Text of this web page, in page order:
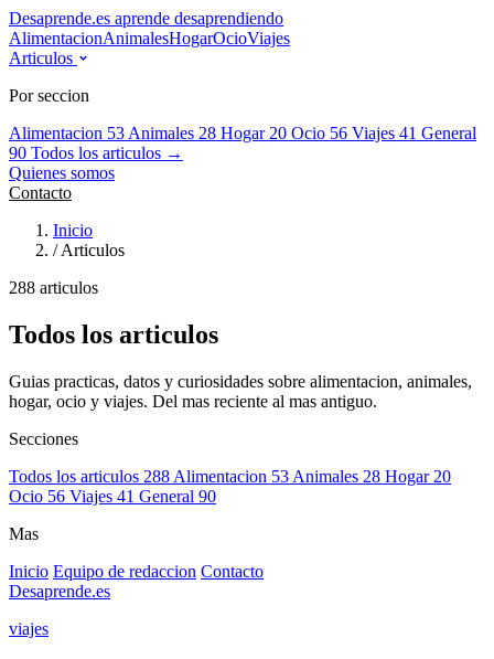
Desaprende.es aprende desaprendiendo
AlimentacionAnimalesHogarOcioViajes
Articulos
Por seccion
Alimentacion 53 Animales 28 Hogar 20 Ocio 56 Viajes 41 General
90 Todos los articulos →
Quienes somos
Contacto
Inicio
/ Articulos
288 articulos
Todos los articulos
Guias practicas, datos y curiosidades sobre alimentacion, animales,
hogar, ocio y viajes. Del mas reciente al mas antiguo.
Secciones
Todos los articulos 288 Alimentacion 53 Animales 28 Hogar 20
Ocio 56 Viajes 41 General 90
Mas
Inicio Equipo de redaccion Contacto
Desaprende.es
viajes